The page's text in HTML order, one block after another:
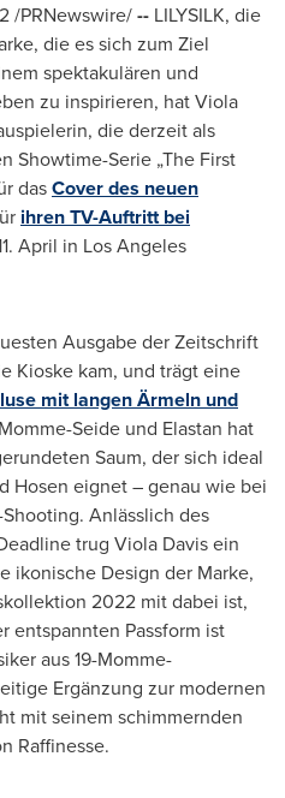
/PRNewswire/-- LILYSILK, die
die es sich zum Ziel
spektakulären und
zu inspirieren, hatViola
die derzeit als
Showtime-Serie „The First
dasCover des neuen
ihren TV-Auftritt bei
April in Los Angeles
Ausgabe der Zeitschrift
Kioske kam, und trägt eine
mit langen Ärmeln und
Seide und Elastan hat
Saum, der sich ideal
Hosen eignet – genau wie bei
Anlässlich des
trug Viola Davisein
ikonische Design der Marke,
2022 mit dabei ist,
entspannten Passform ist
aus 19-Momme-
Ergänzung zur modernen
mit seinem schimmernden
Raffinesse.